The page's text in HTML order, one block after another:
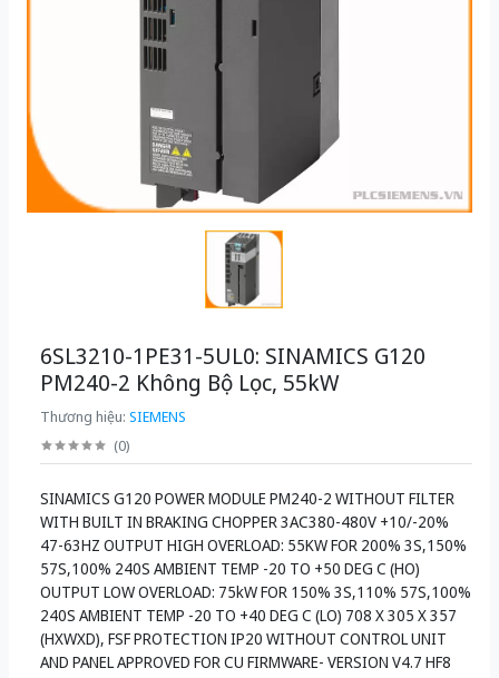
6SL3210-1PE31-5UL0: SINAMICS G120
PM240-2 Không Bộ Lọc, 55kW
Thương hiệu: SIEMENS
(0)
SINAMICS G120 POWER MODULE PM240-2 WITHOUT FILTER
WITH BUILT IN BRAKING CHOPPER 3AC380-480V +10/-20%
47-63HZ OUTPUT HIGH OVERLOAD: 55KW FOR 200% 3S,150%
57S,100% 240S AMBIENT TEMP -20 TO +50 DEG C (HO)
OUTPUT LOW OVERLOAD: 75kW FOR 150% 3S,110% 57S,100%
240S AMBIENT TEMP -20 TO +40 DEG C (LO) 708 X 305 X 357
(HXWXD), FSF PROTECTION IP20 WITHOUT CONTROL UNIT
AND PANEL APPROVED FOR CU FIRMWARE- VERSION V4.7 HF8